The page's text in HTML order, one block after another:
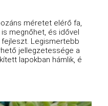
méretet elérő fa,
megnőhet, és idővel
Legismertebb
jellegzetessége a
lapokban hámlik, é